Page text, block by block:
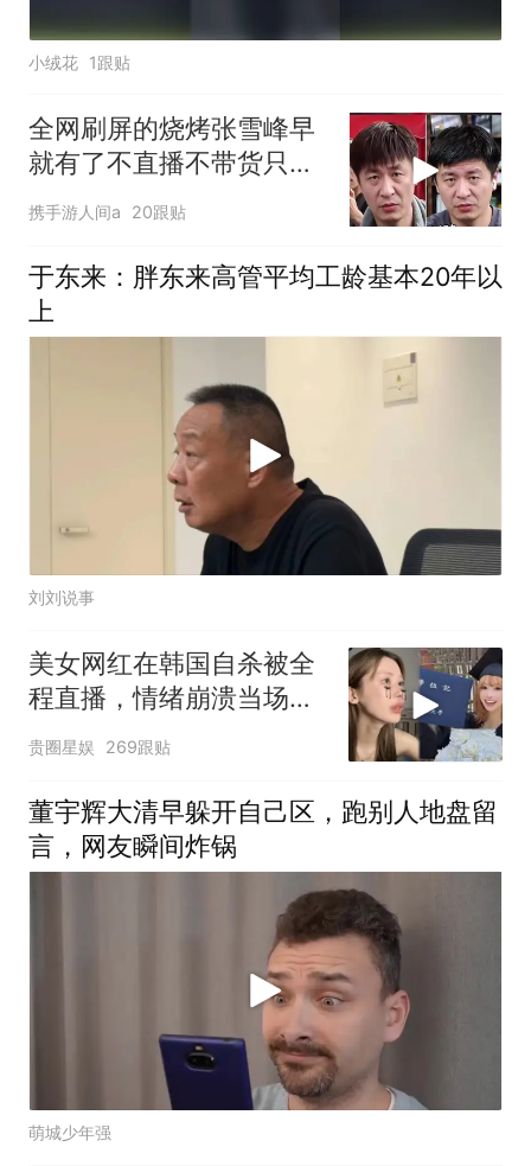
小绒花 1跟贴
全网刷屏的烧烤张雪峰早
就有了不直播不带货只想
好好烤串
携手游人间a 20跟贴
于东来：胖东来高管平均工龄基本20年以
上
刘刘说事
美女网红在韩国自杀被全
程直播，情绪崩溃当场轻
生
贵圈星娱 269跟贴
董宇辉大清早躲开自己区，跑别人地盘留
言，网友瞬间炸锅
萌城少年强